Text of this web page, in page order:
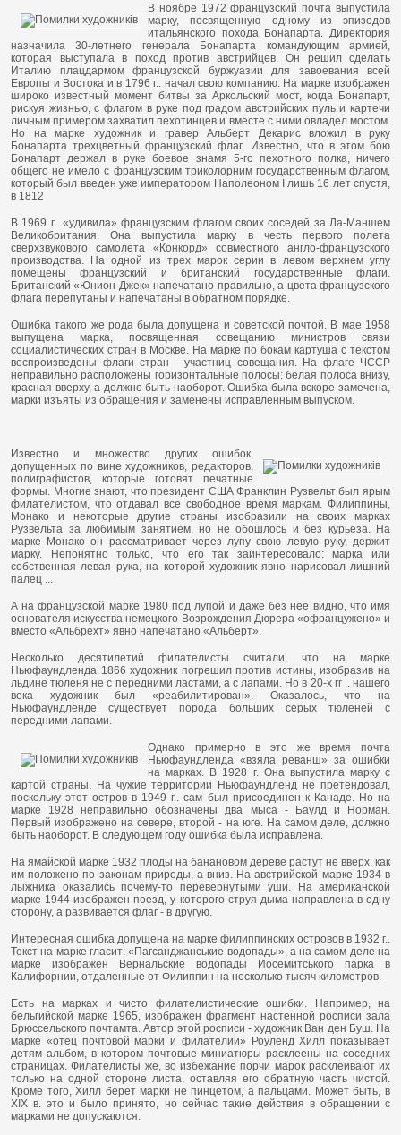
В ноябре 1972 французский почта выпустила
марку, посвященную одному из эпизодов
итальянского похода Бонапарта. Директория
назначила 30-летнего генерала Бонапарта командующим армией,
которая выступала в поход против австрийцев. Он решил сделать
Италию плацдармом французской буржуазии для завоевания всей
Европы и Востока и в 1796 г.. начал свою компанию. На марке изображен
широко известный момент битвы за Аркольский мост, когда Бонапарт,
рискуя жизнью, с флагом в руке под градом австрийских пуль и картечи
личным примером захватил пехотинцев и вместе с ними овладел мостом.
Но на марке художник и гравер Альберт Декарис вложил в руку
Бонапарта трехцветный французский флаг. Известно, что в этом бою
Бонапарт держал в руке боевое знамя 5-го пехотного полка, ничего
общего не имело с французским триколорним государственным флагом,
который был введен уже императором Наполеоном I лишь 16 лет спустя,
в 1812
В 1969 г.. «удивила» французским флагом своих соседей за Ла-Маншем
Великобритания. Она выпустила марку в честь первого полета
сверхзвукового самолета «Конкорд» совместного англо-французского
производства. На одной из трех марок серии в левом верхнем углу
помещены французский и британский государственные флаги.
Британский «Юнион Джек» напечатано правильно, а цвета французского
флага перепутаны и напечатаны в обратном порядке.
Ошибка такого же рода была допущена и советской почтой. В мае 1958
выпущена марка, посвященная совещанию министров связи
социалистических стран в Москве. На марке по бокам картуша с текстом
воспроизведены флаги стран - участниц совещания. На флаге ЧССР
неправильно расположены горизонтальные полосы: белая полоса внизу,
красная вверху, а должно быть наоборот. Ошибка была вскоре замечена,
марки изъяты из обращения и заменены исправленным выпуском.
Известно и множество других ошибок,
допущенных по вине художников, редакторов,
полиграфистов, которые готовят печатные
формы. Многие знают, что президент США Франклин Рузвельт был ярым
филателистом, что отдавал все свободное время маркам. Филиппины,
Монако и некоторые другие страны изобразили на своих марках
Рузвельта за любимым занятием, но не обошлось и без курьеза. На
марке Монако он рассматривает через лупу свою левую руку, держит
марку. Непонятно только, что его так заинтересовало: марка или
собственная левая рука, на которой художник явно нарисовал лишний
палец ...
А на французской марке 1980 под лупой и даже без нее видно, что имя
основателя искусства немецкого Возрождения Дюрера «офранцужено» и
вместо «Альбрехт» явно напечатано «Альберт».
Несколько десятилетий филателисты считали, что на марке
Ньюфаундленда 1866 художник погрешил против истины, изобразив на
льдине тюленя не с передними ластами, а с лапами. Но в 20-х гг .. нашего
века художник был «реабилитирован». Оказалось, что на
Ньюфаундленде существует порода больших серых тюленей с
передними лапами.
Однако примерно в это же время почта
Ньюфаундленда «взяла реванш» за ошибки
на марках. В 1928 г. Она выпустила марку с
картой страны. На чужие территории Ньюфаундленд не претендовал,
поскольку этот остров в 1949 г.. сам был присоединен к Канаде. Но на
марке 1928 неправильно обозначены два мыса - Баулд и Норман.
Первый изображено на севере, второй - на юге. На самом деле, должно
быть наоборот. В следующем году ошибка была исправлена.
На ямайской марке 1932 плоды на банановом дереве растут не вверх, как
им положено по законам природы, а вниз. На австрийской марке 1934 в
лыжника оказались почему-то перевернутыми уши. На американской
марке 1944 изображен поезд, у которого струя дыма направлена в одну
сторону, а развивается флаг - в другую.
Интересная ошибка допущена на марке филиппинских островов в 1932 г..
Текст на марке гласит: «Пагсанджанськие водопады», а на самом деле на
марке изображен Вернальские водопады Иосемитського парка в
Калифорнии, отдаленные от Филиппин на несколько тысяч километров.
Есть на марках и чисто филателистические ошибки. Например, на
бельгийской марке 1965, изображен фрагмент настенной росписи зала
Брюссельского почтамта. Автор этой росписи - художник Ван ден Буш. На
марке «отец почтовой марки и филателии» Роуленд Хилл показывает
детям альбом, в котором почтовые миниатюры расклеены на соседних
страницах. Филателисты же, во избежание порчи марок расклеивают их
только на одной стороне листа, оставляя его обратную часть чистой.
Кроме того, Хилл берет марки не пинцетом, а пальцами. Может быть, в
XIX в. это и было принято, но сейчас такие действия в обращении с
марками не допускаются.